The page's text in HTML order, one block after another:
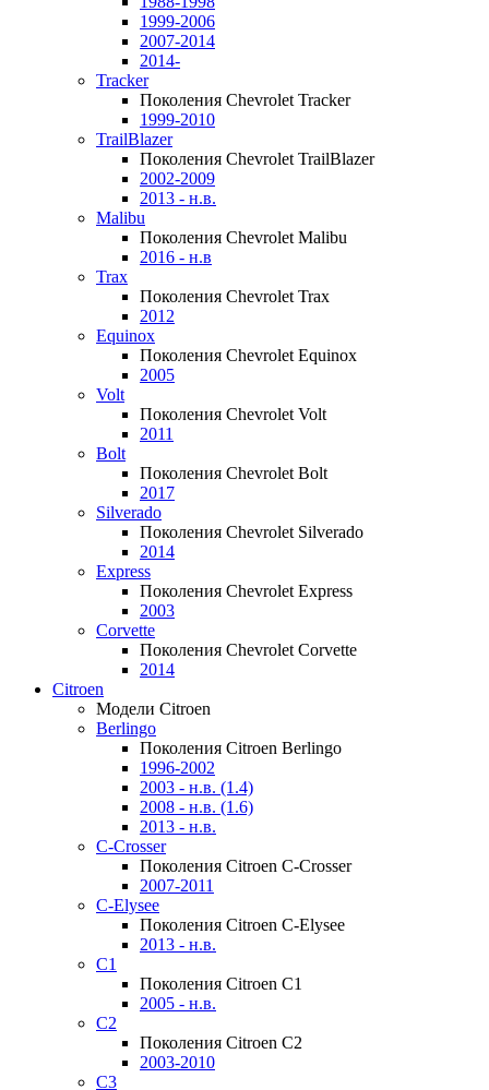
1999-2006
2007-2014
2014-
Tracker
Поколения Chevrolet Tracker
1999-2010
TrailBlazer
Поколения Chevrolet TrailBlazer
2002-2009
2013 - н.в.
Malibu
Поколения Chevrolet Malibu
2016 - н.в
Trax
Поколения Chevrolet Trax
2012
Equinox
Поколения Chevrolet Equinox
2005
Volt
Поколения Chevrolet Volt
2011
Bolt
Поколения Chevrolet Bolt
2017
Silverado
Поколения Chevrolet Silverado
2014
Express
Поколения Chevrolet Express
2003
Corvette
Поколения Chevrolet Corvette
2014
Citroen
Модели Citroen
Berlingo
Поколения Citroen Berlingo
1996-2002
2003 - н.в. (1.4)
2008 - н.в. (1.6)
2013 - н.в.
C-Crosser
Поколения Citroen C-Crosser
2007-2011
C-Elysee
Поколения Citroen C-Elysee
2013 - н.в.
C1
Поколения Citroen C1
2005 - н.в.
C2
Поколения Citroen C2
2003-2010
C3